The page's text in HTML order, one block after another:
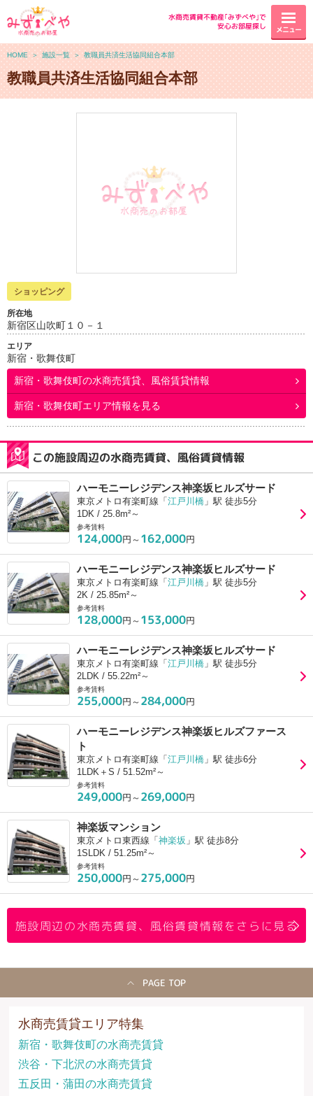
水商売賃貸不動産｢みずべや｣で
安心お部屋探し
メニュー
HOME ＞ 施設一覧 ＞ 教職員共済生活協同組合本部
教職員共済生活協同組合本部
ショッピング
所在地
新宿区山吹町１０－１
エリア
新宿・歌舞伎町
新宿・歌舞伎町の水商売賃貸、風俗賃貸情報
新宿・歌舞伎町エリア情報を見る
この施設周辺の水商売賃貸、風俗賃貸情報
ハーモニーレジデンス神楽坂ヒルズサード
東京メトロ有楽町線「 江戸川橋 」駅 徒歩5分
1DK / 25.8m²～
参考賃料
124,000円～ 162,000円
ハーモニーレジデンス神楽坂ヒルズサード
東京メトロ有楽町線「 江戸川橋 」駅 徒歩5分
2K / 25.85m²～
参考賃料
128,000円～ 153,000円
ハーモニーレジデンス神楽坂ヒルズサード
東京メトロ有楽町線「 江戸川橋 」駅 徒歩5分
2LDK / 55.22m²～
参考賃料
255,000円～ 284,000円
ハーモニーレジデンス神楽坂ヒルズファース
ト
東京メトロ有楽町線「 江戸川橋 」駅 徒歩6分
1LDK＋S / 51.52m²～
参考賃料
249,000円～ 269,000円
神楽坂マンション
東京メトロ東西線「 神楽坂 」駅 徒歩8分
1SLDK / 51.25m²～
参考賃料
250,000円～ 275,000円
施設周辺の水商売賃貸、風俗賃貸情報をさらに見る
PAGE TOP
水商売賃貸エリア特集
新宿・歌舞伎町の水商売賃貸
渋谷・下北沢の水商売賃貸
五反田・蒲田の水商売賃貸